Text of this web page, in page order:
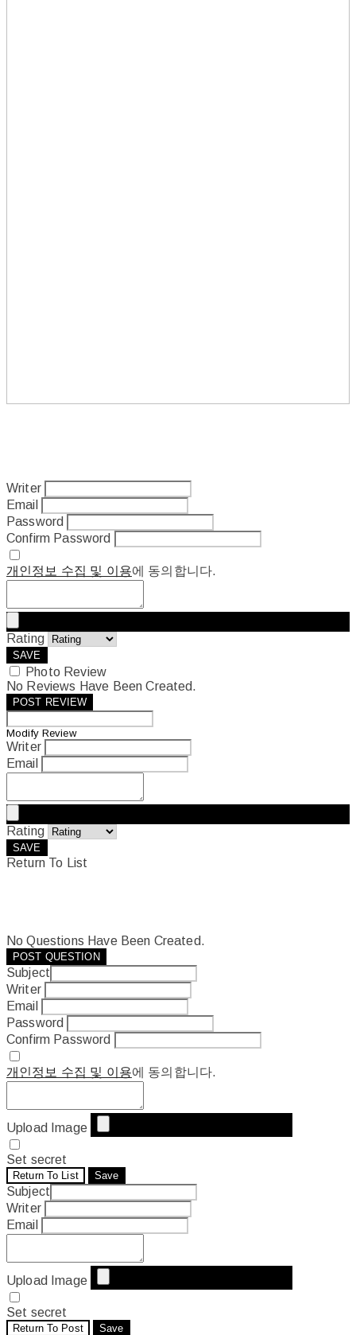
Writer
Email
Password
Confirm Password
개인정보 수집 및 이용에 동의합니다.
Rating
SAVE
Photo Review
No Reviews Have Been Created.
POST REVIEW
Modify Review
Writer
Email
Rating
SAVE
Return To List
No Questions Have Been Created.
POST QUESTION
Subject
Writer
Email
Password
Confirm Password
개인정보 수집 및 이용에 동의합니다.
Upload Image
Set secret
Return To List Save
Subject
Writer
Email
Upload Image
Set secret
Return To Post Save